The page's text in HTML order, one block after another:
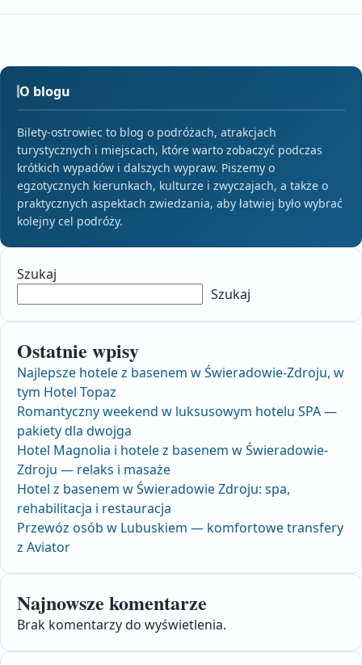
O blogu
Bilety-ostrowiec to blog o podróżach, atrakcjach
turystycznych i miejscach, które warto zobaczyć podczas
krótkich wypadów i dalszych wypraw. Piszemy o
egzotycznych kierunkach, kulturze i zwyczajach, a także o
praktycznych aspektach zwiedzania, aby łatwiej było wybrać
kolejny cel podróży.
Szukaj
Szukaj
Ostatnie wpisy
Najlepsze hotele z basenem w Świeradowie-Zdroju, w
tym Hotel Topaz
Romantyczny weekend w luksusowym hotelu SPA —
pakiety dla dwojga
Hotel Magnolia i hotele z basenem w Świeradowie-
Zdroju — relaks i masaże
Hotel z basenem w Świeradowie Zdroju: spa,
rehabilitacja i restauracja
Przewóz osób w Lubuskiem — komfortowe transfery
z Aviator
Najnowsze komentarze
Brak komentarzy do wyświetlenia.